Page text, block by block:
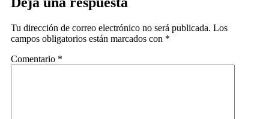
Tu dirección de correo electrónico no será publicada. Los
campos obligatorios están marcados con *
Comentario *